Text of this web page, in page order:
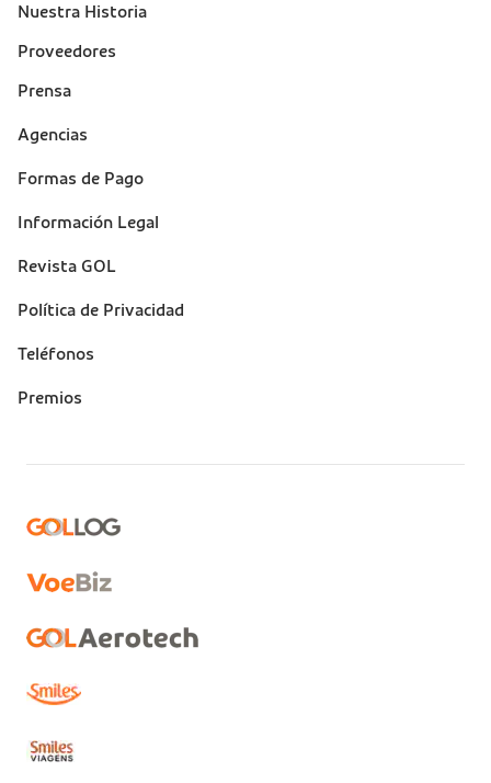
Nuestra Historia
Proveedores
Prensa
Suporte
Agencias
Formas de Pago
Información Legal
Revista GOL
Política de Privacidad
Teléfonos
Premios